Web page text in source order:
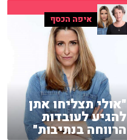
איפה הכסף
"אולי תצליחו אתן
להגיע לעובדות
הרווחה בנתיבות"